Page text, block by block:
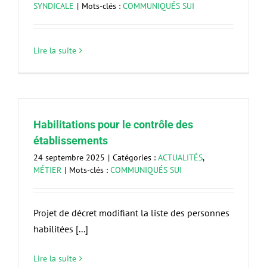
SYNDICALE | Mots-clés : COMMUNIQUÉS SUI
Lire la suite
Habilitations pour le contrôle des
établissements
24 septembre 2025 | Catégories : ACTUALITÉS,
MÉTIER | Mots-clés : COMMUNIQUÉS SUI
Projet de décret modifiant la liste des personnes
habilitées [...]
Lire la suite